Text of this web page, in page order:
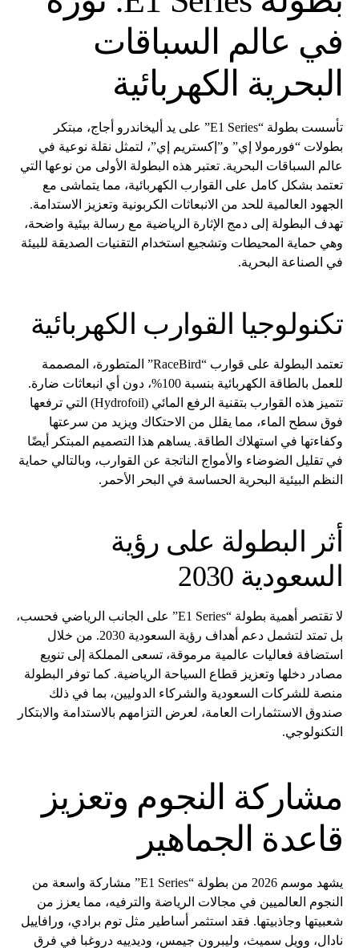
في عالم السباقات
البحرية الكهربائية
تأسست بطولة “E1 Series” على يد أليخاندرو أجاج، مبتكر
بطولات “فورمولا إي” و”إكستريم إي”، لتمثل نقلة نوعية في
عالم السباقات البحرية. تعتبر هذه البطولة الأولى من نوعها التي
تعتمد بشكل كامل على القوارب الكهربائية، مما يتماشى مع
الجهود العالمية للحد من الانبعاثات الكربونية وتعزيز الاستدامة.
تهدف البطولة إلى دمج الإثارة الرياضية مع رسالة بيئية واضحة،
وهي حماية المحيطات وتشجيع استخدام التقنيات الصديقة للبيئة
في الصناعة البحرية.
تكنولوجيا القوارب الكهربائية
تعتمد البطولة على قوارب “RaceBird” المتطورة، المصممة
للعمل بالطاقة الكهربائية بنسبة 100%، دون أي انبعاثات ضارة.
تتميز هذه القوارب بتقنية الرفع المائي (Hydrofoil) التي ترفعها
فوق سطح الماء، مما يقلل من الاحتكاك ويزيد من سرعتها
وكفاءتها في استهلاك الطاقة. يساهم هذا التصميم المبتكر أيضًا
في تقليل الضوضاء والأمواج الناتجة عن القوارب، وبالتالي حماية
النظم البيئية البحرية الحساسة في البحر الأحمر.
أثر البطولة على رؤية
السعودية 2030
لا تقتصر أهمية بطولة “E1 Series” على الجانب الرياضي فحسب،
بل تمتد لتشمل دعم أهداف رؤية السعودية 2030. من خلال
استضافة فعاليات عالمية مرموقة، تسعى المملكة إلى تنويع
مصادر دخلها وتعزيز قطاع السياحة الرياضية. كما توفر البطولة
منصة للشركات السعودية والشركاء الدوليين، بما في ذلك
صندوق الاستثمارات العامة، لعرض التزامهم بالاستدامة والابتكار
التكنولوجي.
مشاركة النجوم وتعزيز
قاعدة الجماهير
يشهد موسم 2026 من بطولة “E1 Series” مشاركة واسعة من
النجوم العالميين في مجالات الرياضة والترفيه، مما يعزز من
شعبيتها وجاذبيتها. فقد استثمر أساطير مثل توم برادي، ورافاييل
نادال، وويل سميث، وليبرون جيمس، وديدييه دروغبا في فرق